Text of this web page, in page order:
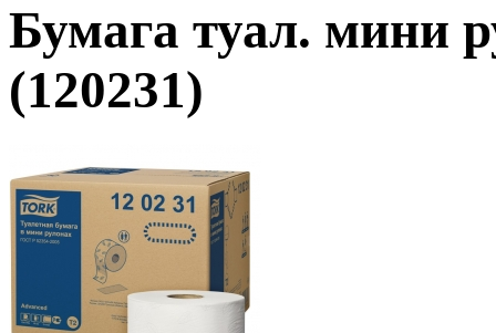
Бумага туал. мини
(120231)